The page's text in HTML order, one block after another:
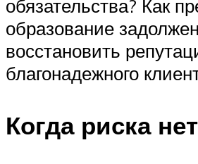
обязательства? Как
образование
восстановить
благонадежного
Когда риска нет